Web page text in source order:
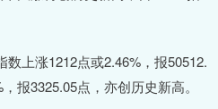
上涨1212点或2.46%，报50512.
报3325.05点，亦创历史新高。